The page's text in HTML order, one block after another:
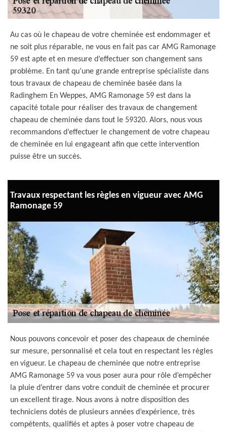
Au cas où le chapeau de votre cheminée est endommager et
ne soit plus réparable, ne vous en fait pas car AMG Ramonage
59 est apte et en mesure d’effectuer son changement sans
problème. En tant qu’une grande entreprise spécialiste dans
tous travaux de chapeau de cheminée basée dans la
Radinghem En Weppes, AMG Ramonage 59 est dans la
capacité totale pour réaliser des travaux de changement
chapeau de cheminée dans tout le 59320. Alors, nous vous
recommandons d’effectuer le changement de votre chapeau
de cheminée en lui engageant afin que cette intervention
puisse être un succès.
Travaux respectant les règles en vigueur avec AMG
Ramonage 59
Nous pouvons concevoir et poser des chapeaux de cheminée
sur mesure, personnalisé et cela tout en respectant les règles
en vigueur. Le chapeau de cheminée que notre entreprise
AMG Ramonage 59 va vous poser aura pour rôle d’empêcher
la pluie d’entrer dans votre conduit de cheminée et procurer
un excellent tirage. Nous avons à notre disposition des
techniciens dotés de plusieurs années d’expérience, très
compétents, qualifiés et aptes à poser votre chapeau de